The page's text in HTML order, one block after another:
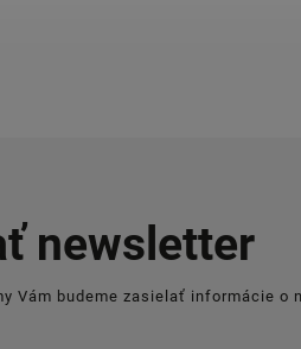
newsletter
Vám budeme zasielať informácie o